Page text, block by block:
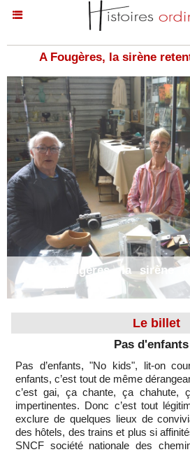
A Fougères, la sirène
A Fougères, la sirène
Le billet
Pas
Pas d’enfants, "No kids", lit-on
enfants, c’est tout de même
c’est gai, ça chante, ça chahute,
impertinentes. Donc c’est tout
exclure de quelques lieux de
des hôtels, des trains et plus si
SNCF société nationale des